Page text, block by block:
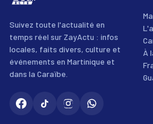
Suivez toute l'actualité en
temps réel sur ZayActu : infos
locales, faits divers, culture et
événements en Martinique et
dans la Caraïbe.
À